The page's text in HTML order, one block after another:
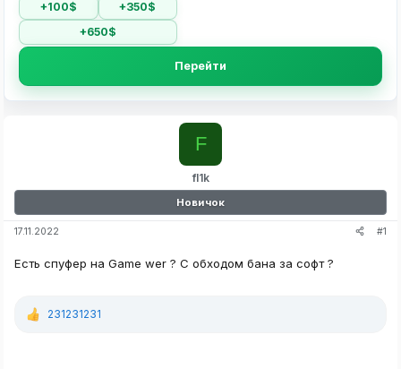
+100$
+350$
+650$
Перейти
fl1k
F
Новичок
17.11.2022 #1
Есть спуфер на Game wer ? C обходом бана за софт ?
Р
231231231